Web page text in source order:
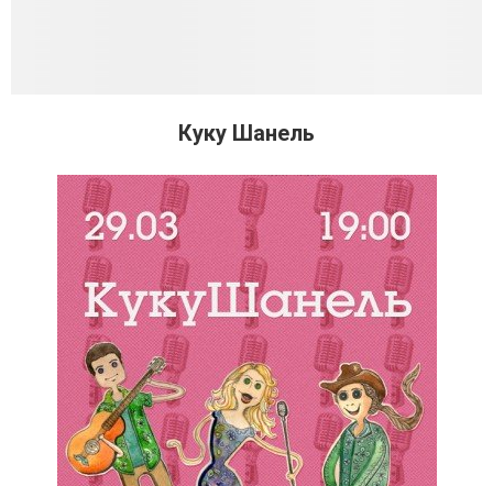
Куку Шанель